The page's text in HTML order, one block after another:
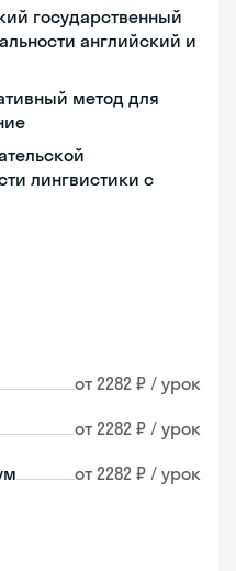
государственный
английский и
метод для
лингвистики с
от 2282 ₽ / урок
от 2282 ₽ / урок
от 2282 ₽ / урок